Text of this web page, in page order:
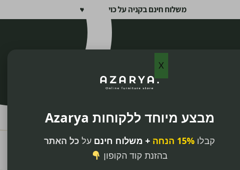
משלוח חינם בקניה על כול האתר ♥
מבצע מיוחד ללקוחות Azarya
קבלו 15% הנחה + משלוח חינם על כל האתר
בהזנת קוד הקופון
X